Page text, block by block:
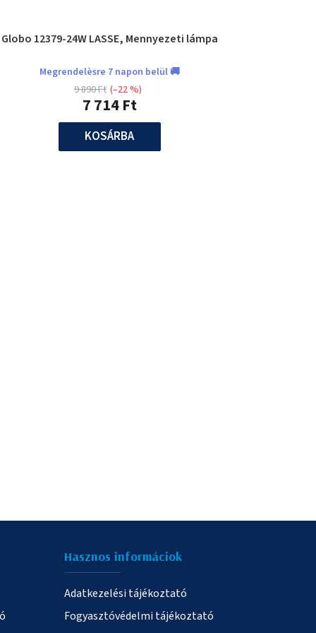
Globo 12379-24W LASSE, Mennyezeti lámpa
Megrendelèsre 7 napon belül 🚚
7 714 Ft
9 890 Ft (–22 %)
KOSÁRBA
Hasznos informáciok
Adatkezelési tájékoztató
Fogyasztóvédelmi tájékoztató